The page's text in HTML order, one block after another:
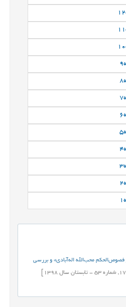
9
8
7
6
5
4
3
2
1
محب‌الله اله‌آبادی» و بررسی
شماره 53
-تابستان سال